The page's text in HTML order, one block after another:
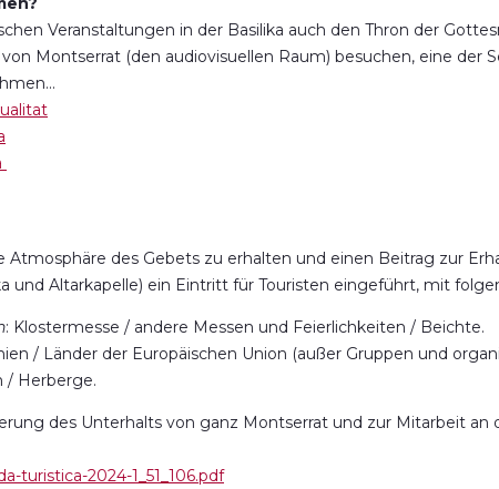
Veranstaltungen in der Basilika auch den Thron der
Montserrat (den audiovisuellen Raum) besuchen, eine der
des Gebets zu erhalten und einen Beitrag zur
und Altarkapelle) ein Eintritt für Touristen eingeführt, mit
: Klostermesse / andere Messen und Feierlichkeiten / Beichte.
/ Länder der Europäischen Union (außer Gruppen und
/ Herberge.
des Unterhalts von ganz Montserrat und zur Mitarbeit
turistica-2024-1_51_106.pdf